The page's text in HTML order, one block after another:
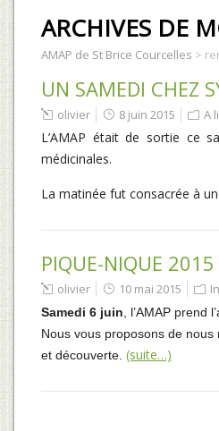
ARCHIVES DE
AMAP de St Brice Courcelles >
UN SAMEDI CHEZ
olivier 8 juin 2015 A
L’AMAP était de sortie ce
médicinales.
La matinée fut consacrée à
PIQUE-NIQUE 2015
olivier 10 mai 2015
Samedi 6 juin, l’AMAP prend
Nous vous proposons de
et découverte. (suite…)